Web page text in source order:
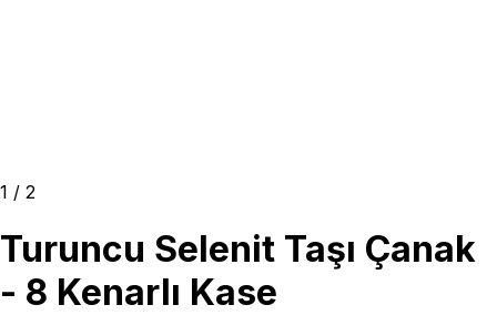
1 / 2
Turuncu Selenit Taşı Çanak
- 8 Kenarlı Kase